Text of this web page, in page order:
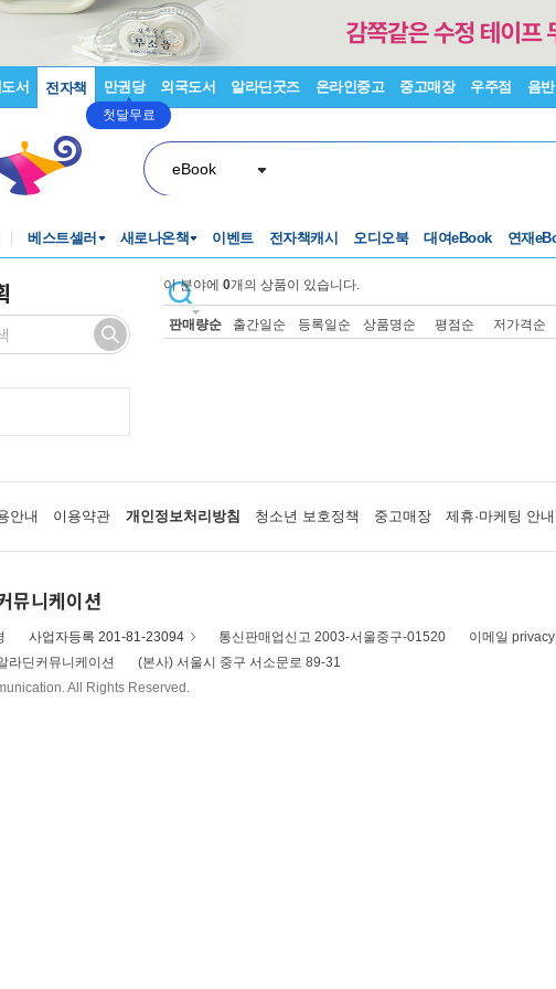
서 전자책 만권당
첫달무료
외국도서 알라딘굿즈 온라인중고 중고매장 우주점 음반
eBook
베스트셀러 새로나온책 이벤트 전자책캐시 오디오북 대여eBook 연재
이 분야에 0개의 상품이 있습니다.
판매량순 출간일순 등록일순 상품명순 평점순 저가격순
안내 이용약관 개인정보처리방침 청소년 보호정책 중고매장 제휴·마케팅 안내
뮤니케이션
사업자등록 201-81-23094 통신판매업신고 2003-서울중구-01520
이메일
라딘커뮤니케이션
(본사) 서울시 중구 서소문로 89-31
All Rights Reserved.